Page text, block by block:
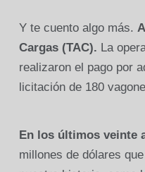
Y te cuento algo más.
Cargas (TAC). La
realizaron el pago por
licitación de 180
En los últimos veinte
millones de dólares